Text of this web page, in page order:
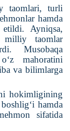
taomlari, turli
hamda
etildi. Ayniqsa,
milliy taomlar
Musobaqa
mahoratini
va bilimlarga
hokimligining
boshlig‘i hamda
sifatida